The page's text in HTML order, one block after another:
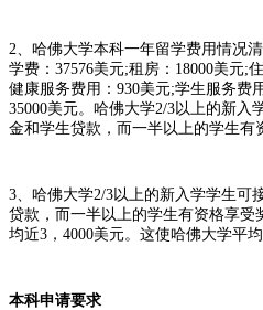
2、哈佛大学本科一年留学费用情况
学费：37576美元;租房：18000美元;
健康服务费用：930美元;学生服务费
35000美元。哈佛大学2/3以上的新入
金和学生贷款，而一半以上的学生有
3、哈佛大学2/3以上的新入学学生可
贷款，而一半以上的学生有资格享受
均近3，4000美元。这使哈佛大学平
本科申请要求